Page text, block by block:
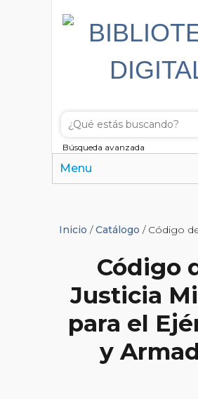
Búsqueda avanzada
Menu
Inicio /Catálogo / Código de Justicia Militar
Código
Justicia
para el
y